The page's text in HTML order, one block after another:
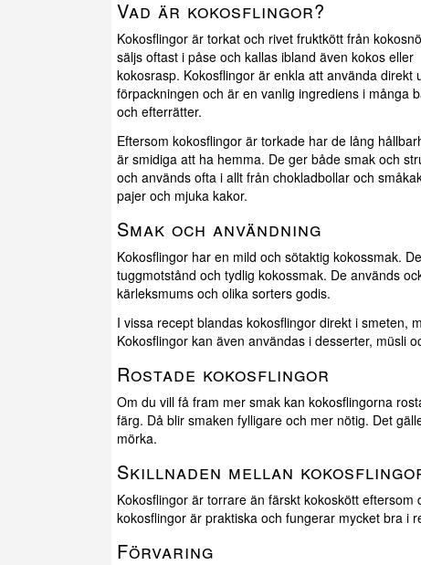
Vad är kokosflingor?
Kokosflingor är torkat och rivet fruktkött från
säljs oftast i påse och kallas ibland även kokos eller
kokosrasp. Kokosflingor är enkla att använda direkt
förpackningen och är en vanlig ingrediens i många
och efterrätter.
Eftersom kokosflingor är torkade har de lång
är smidiga att ha hemma. De ger både smak och
och används ofta i allt från chokladbollar och
pajer och mjuka kakor.
Smak och användning
Kokosflingor har en mild och sötaktig kokossmak.
tuggmotstånd och tydlig kokossmak. De används
kärleksmums och olika sorters godis.
I vissa recept blandas kokosflingor direkt i smeten,
Kokosflingor kan även användas i desserter, müsli
Rostade kokosflingor
Om du vill få fram mer smak kan kokosflingorna
färg. Då blir smaken fylligare och mer nötig. Det
mörka.
Skillnaden mellan
Kokosflingor är torrare än färskt kokoskött
kokosflingor är praktiska och fungerar mycket bra i
Förvaring